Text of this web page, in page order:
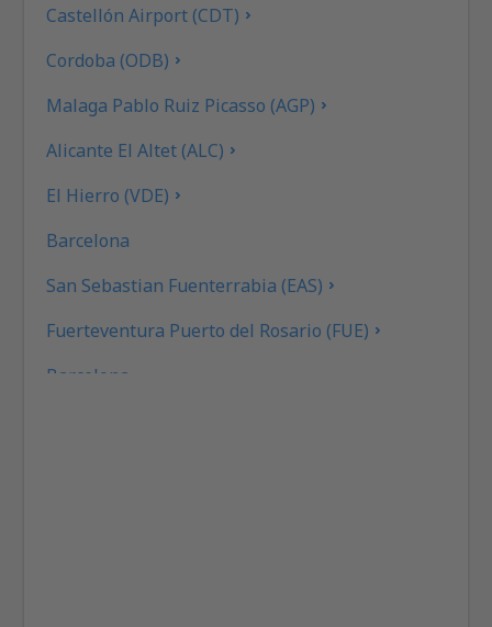
Castellón Airport (CDT)
Cordoba (ODB)
Malaga Pablo Ruiz Picasso (AGP)
Alicante El Altet (ALC)
El Hierro (VDE)
Barcelona
San Sebastian Fuenterrabia (EAS)
Fuerteventura Puerto del Rosario (FUE)
Barcelona